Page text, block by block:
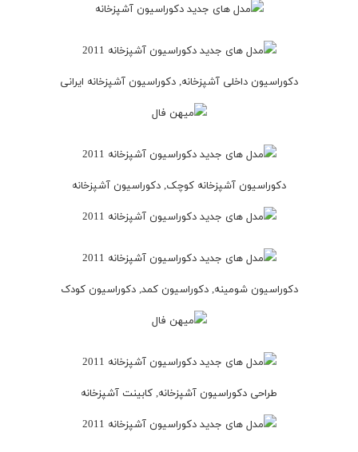
دکوراسیون داخلی آشپزخانه, دکوراسیون آشپزخانه ایرانی
دکوراسیون آشپزخانه کوچک, دکوراسیون آشپزخانه
دکوراسیون شومینه, دکوراسیون کمد, دکوراسیون کودک
طراحی دکوراسیون آشپزخانه, کابینت آشپزخانه